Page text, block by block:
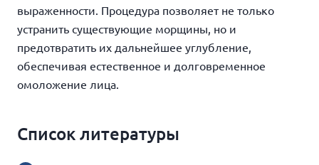
выраженности. Процедура позволяет не только
устранить существующие морщины, но и
предотвратить их дальнейшее углубление,
обеспечивая естественное и долговременное
омоложение лица.
Список литературы